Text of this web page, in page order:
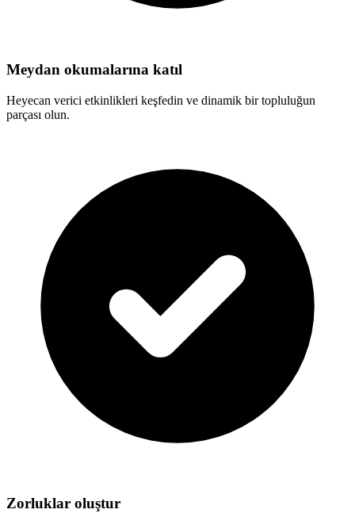
Meydan okumalarına katıl
Heyecan verici etkinlikleri keşfedin ve dinamik bir topluluğun
parçası olun.
Zorluklar oluştur